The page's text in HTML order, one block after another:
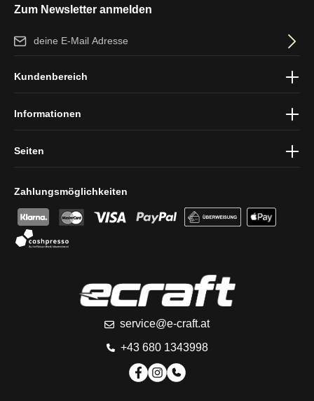
Zum Newsletter anmelden
E-Mail-Adresse*
und dieAGBgelesen und bin mit ihnen einverstanden.
Zahlungsmöglichkeiten
service@e-craft.at
+43 680 1343998
Kundenbereich
Informationen
Seiten